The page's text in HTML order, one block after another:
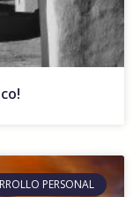
PERSONAL